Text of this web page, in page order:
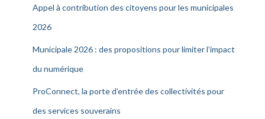
Appel à contribution des citoyens pour les municipales
2026
Municipale 2026 : des propositions pour limiter l’impact
du numérique
ProConnect, la porte d’entrée des collectivités pour
des services souverains